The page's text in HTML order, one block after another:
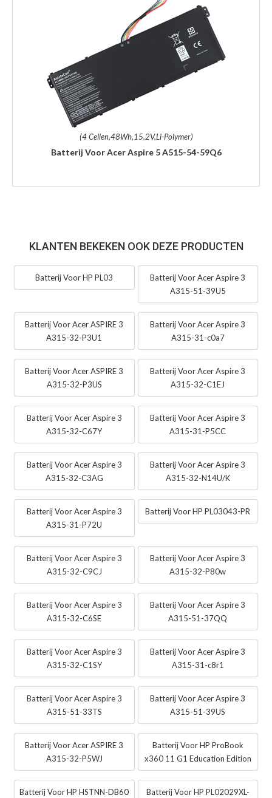
(4 Cellen,48Wh,15.2V,Li-Polymer)
Batterij Voor Acer Aspire 5 A515-54-59Q6
KLANTEN BEKEKEN OOK DEZE PRODUCTEN
Batterij Voor HP PL03
Batterij Voor Acer Aspire 3
A315-51-39U5
Batterij Voor Acer ASPIRE 3
A315-32-P3U1
Batterij Voor Acer Aspire 3
A315-31-c0a7
Batterij Voor Acer ASPIRE 3
A315-32-P3US
Batterij Voor Acer Aspire 3
A315-32-C1EJ
Batterij Voor Acer Aspire 3
A315-32-C67Y
Batterij Voor Acer Aspire 3
A315-31-P5CC
Batterij Voor Acer Aspire 3
A315-32-C3AG
Batterij Voor Acer Aspire 3
A315-32-N14U/K
Batterij Voor Acer Aspire 3
A315-31-P72U
Batterij Voor HP PL03043-PR
Batterij Voor Acer Aspire 3
A315-32-C9CJ
Batterij Voor Acer Aspire 3
A315-32-P80w
Batterij Voor Acer Aspire 3
A315-32-C6SE
Batterij Voor Acer Aspire 3
A315-51-37QQ
Batterij Voor Acer Aspire 3
A315-32-C1SY
Batterij Voor Acer Aspire 3
A315-31-c8r1
Batterij Voor Acer Aspire 3
A315-51-33TS
Batterij Voor Acer Aspire 3
A315-51-39US
Batterij Voor Acer ASPIRE 3
A315-32-P5WJ
Batterij Voor HP ProBook
x360 11 G1 Education Edition
Batterij Voor HP HSTNN-DB60
Batterij Voor HP PL02029XL-